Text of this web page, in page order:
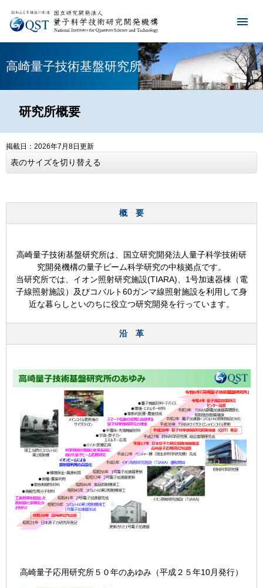
高崎量子技術基盤研究所
研究所概要
掲載日：2026年7月8日更新
表のサイズを切り替える
概 要
高崎量子技術基盤研究所は、国立研究開発法人量子科学技術研
究開発機構の量子ビーム科学研究の中核拠点です。
当研究所では、イオン照射研究施設(TIARA)、1号加速器棟（電
子線照射施設）及びコバルト60ガンマ線照射施設を利用して身
近な暮らしといのちに役立つ研究開発を行っています。
沿 革
高崎量子応用研究所５０年のあゆみ（平成２５年10月発行）